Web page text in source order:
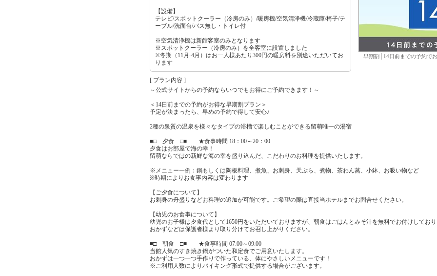
【設備】
テレビ/スポットクーラー（冷房のみ）/暖房機/空気清浄機/冷蔵庫/椅子/テ
ーブル/洗面台/バス無し・トイレ付
※空気清浄機は新館客室のみとなります
※スポットクーラー（冷房のみ）を全客室に設置しました
※冬期（11月-4月）はお一人様あたり300円の暖房料を別途いただいてお
ります
早期割│14日前までの予約で
[ プラン内容 ]
～公式サイトからの予約ならいつでもお得にご予約できます！～
＜14日前までの予約がお得な早期割プラン＞
予定が決まったら、早めの予約で得して安心♪
2種の泉質の温泉を様々なタイプの浴槽で楽しむことができる留萌唯一の湯宿
■□ 夕食 □■ ★食事時間 18：00～20：00
夕食はお部屋で海の幸！
留萌ならではの新鮮な海の幸を盛り込んだ、こだわりのお料理を提供いたします。
※メニュー一例：鍋もしくは陶板料理、煮魚、お刺身、天ぷら、煮物、茶わん蒸、小鉢、お吸い物など
※時期によりお食事内容は変わります
【ご夕食について】
お刺身の舟盛りなどお料理の追加が可能です。ご希望の際は直接当ホテルまでお問合せください。
【幼児のお食事について】
幼児のお子様は夕食代として1650円をいただいておりますが、朝食はごはんとみそ汁を無料でお付けしてお
おかずなどは保護者様より取り分けてお召し上がりください。
■□ 朝食 □■ ★食事時間 07:00～09:00
当館人気のすき焼き鍋がついた和定食でご用意いたします。
おかずは一つ一つ手作りで作っている、体にやさしいメニューです！
※ご利用人数によりバイキング形式で提供する場合がございます。